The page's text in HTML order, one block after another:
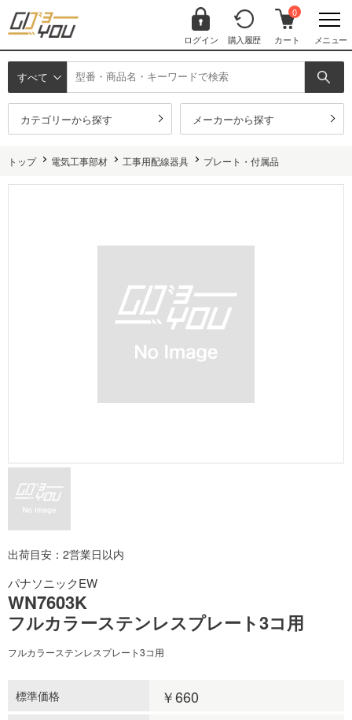
ログイン 購入履歴
0
カート メニュー
すべて
カテゴリーから探す メーカーから探す
トップ 電気工事部材 工事用配線器具 プレート・付属品
出荷目安：2営業日以内
パナソニックEW
WN7603K
フルカラーステンレスプレート3コ用
フルカラーステンレスプレート3コ用
標準価格 ￥660